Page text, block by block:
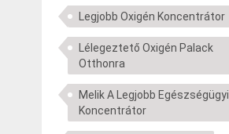
Legjobb Oxigén Koncentrátor
Lélegeztető Oxigén Palack
Otthonra
Melik A Legjobb Egészségügyi
Koncentrátor